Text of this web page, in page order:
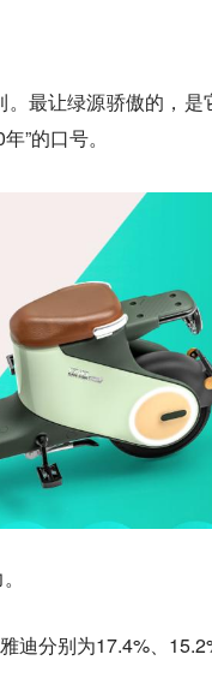
最让绿源骄傲的，是
”的口号。
分别为17.4%、